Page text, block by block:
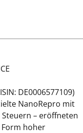
DE0006577109)
NanoRepro mit
– eröffneten
hoher